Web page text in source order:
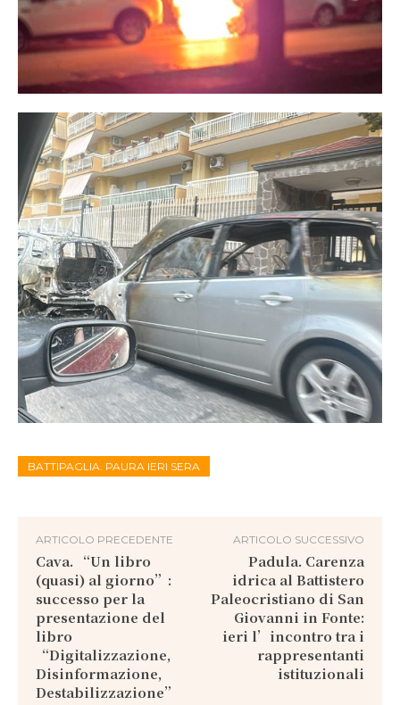
BATTIPAGLIA. PAURA IERI SERA
ARTICOLO PRECEDENTE
Cava. “Un libro
(quasi) al giorno”:
successo per la
presentazione del
libro
“Digitalizzazione,
Disinformazione,
Destabilizzazione”
ARTICOLO SUCCESSIVO
Padula. Carenza
idrica al Battistero
Paleocristiano di San
Giovanni in Fonte:
ieri l’incontro tra i
rappresentanti
istituzionali